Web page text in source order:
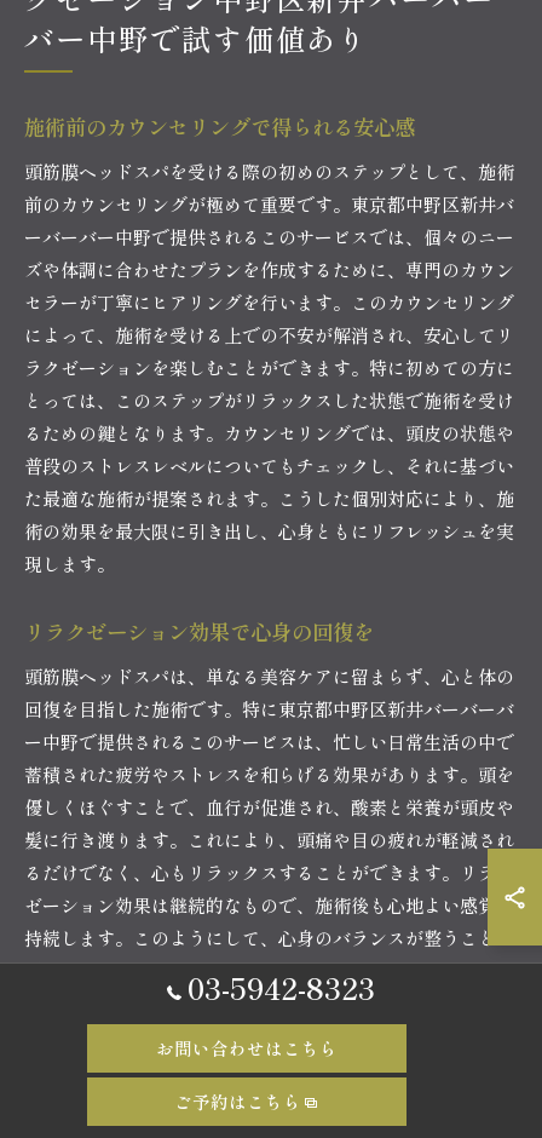
バー中野で試す価値あり
施術前のカウンセリングで得られる安心感
頭筋膜ヘッドスパを受ける際の初めのステップとして、施術
前のカウンセリングが極めて重要です。東京都中野区新井バ
ーバーバー中野で提供されるこのサービスでは、個々のニー
ズや体調に合わせたプランを作成するために、専門のカウン
セラーが丁寧にヒアリングを行います。このカウンセリング
によって、施術を受ける上での不安が解消され、安心してリ
ラクゼーションを楽しむことができます。特に初めての方に
とっては、このステップがリラックスした状態で施術を受け
るための鍵となります。カウンセリングでは、頭皮の状態や
普段のストレスレベルについてもチェックし、それに基づい
た最適な施術が提案されます。こうした個別対応により、施
術の効果を最大限に引き出し、心身ともにリフレッシュを実
現します。
リラクゼーション効果で心身の回復を
頭筋膜ヘッドスパは、単なる美容ケアに留まらず、心と体の
回復を目指した施術です。特に東京都中野区新井バーバーバ
ー中野で提供されるこのサービスは、忙しい日常生活の中で
蓄積された疲労やストレスを和らげる効果があります。頭を
優しくほぐすことで、血行が促進され、酸素と栄養が頭皮や
髪に行き渡ります。これにより、頭痛や目の疲れが軽減され
るだけでなく、心もリラックスすることができます。リラク
ゼーション効果は継続的なもので、施術後も心地よい感覚が
持続します。このようにして、心身のバランスが整うこと
で、日常生活におけるパフォーマンスが向上し、新たな活力
を得ることが可能です。多くの利用者が、その効果に驚きと
満足を感じており、自分へのご褒美として定期的に訪れる方
も少なくありません。
03-5942-8323
お問い合わせはこちら
ご予約はこちら